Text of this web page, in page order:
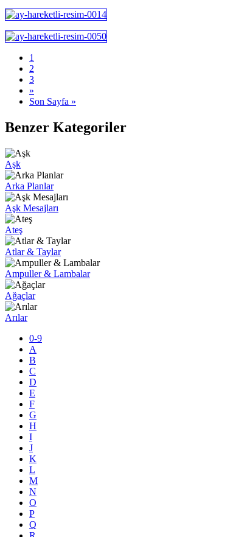
1
2
3
»
Son Sayfa »
Benzer Kategoriler
Aşk
Arka Planlar
Aşk Mesajları
Ateş
Atlar & Taylar
Ampuller & Lambalar
Ağaçlar
Arılar
0-9
A
B
C
D
E
F
G
H
I
J
K
L
M
N
O
P
Q